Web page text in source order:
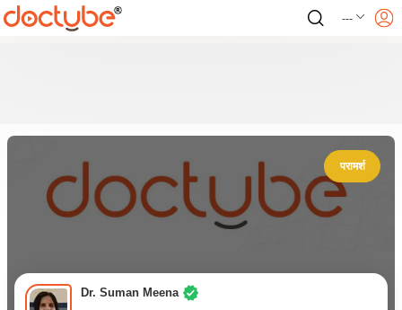
---
परामर्श
Dr. Suman Meena